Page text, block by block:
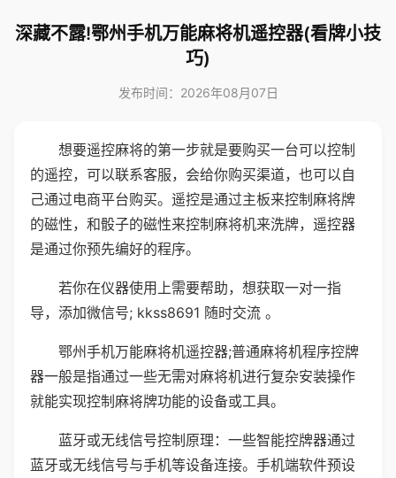
深藏不露!鄂州手机万能麻将机遥控器(看牌小技
巧)
发布时间：2026年08月07日
想要遥控麻将的第一步就是要购买一台可以控制
的遥控，可以联系客服，会给你购买渠道，也可以自
己通过电商平台购买。遥控是通过主板来控制麻将牌
的磁性，和骰子的磁性来控制麻将机来洗牌，遥控器
是通过你预先编好的程序。
若你在仪器使用上需要帮助，想获取一对一指
导，添加微信号; kkss8691 随时交流 。
鄂州手机万能麻将机遥控器;普通麻将机程序控牌
器一般是指通过一些无需对麻将机进行复杂安装操作
就能实现控制麻将牌功能的设备或工具。
蓝牙或无线信号控制原理：一些智能控牌器通过
蓝牙或无线信号与手机等设备连接。手机端软件预设